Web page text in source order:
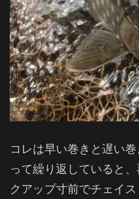
コレは早い巻きと遅い
って繰り返していると
クアップ寸前でチェイス